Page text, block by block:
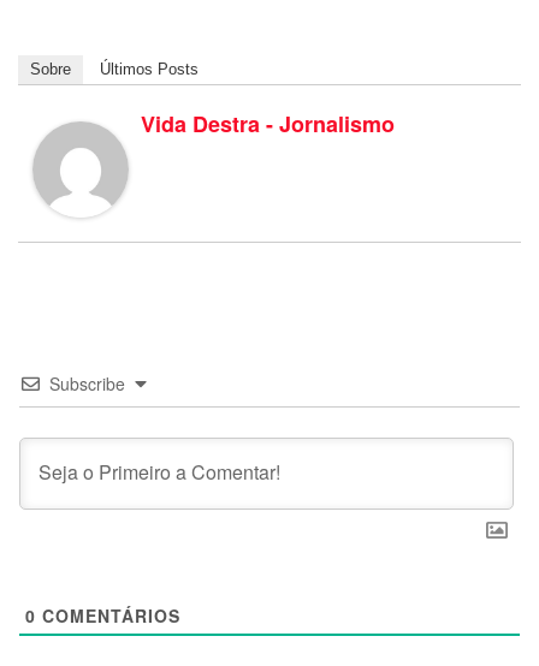
Sobre Últimos Posts
Vida Destra - Jornalismo
Subscribe
0 COMENTÁRIOS